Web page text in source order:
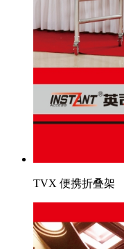
TVX 便携折叠架